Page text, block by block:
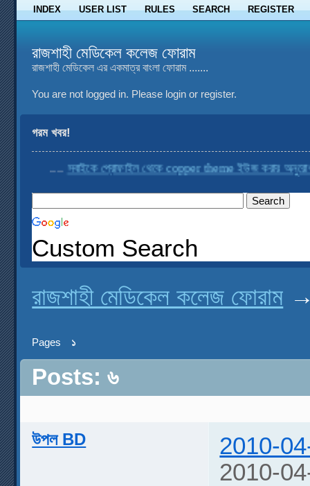
INDEX USER LIST RULES SEARCH REGISTER
রাজশাহী মেডিকেল কলেজ ফোরাম
রাজশাহী মেডিকেল এর একমাত্র বাংলা ফোরাম .......
You are not logged in. Please login or register.
গরম খবর!
সবাইকে প্রোফাইল থেকে copper theme ইউজ করার অনুরোধ করা
Custom Search
রাজশাহী মেডিকেল কলেজ ফোরাম
Pages ১
Posts: ৬
উপল BD
2010-
2010-